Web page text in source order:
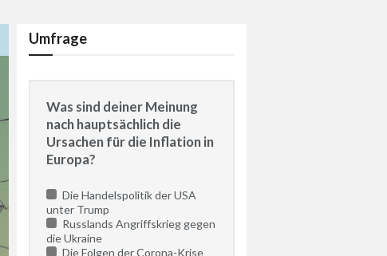
Umfrage
Was sind deiner Meinung
nach hauptsächlich die
Ursachen für die Inflation in
Europa?
Die Handelspolitik der USA
unter Trump
Russlands Angriffskrieg gegen
die Ukraine
Die Folgen der Corona-Krise